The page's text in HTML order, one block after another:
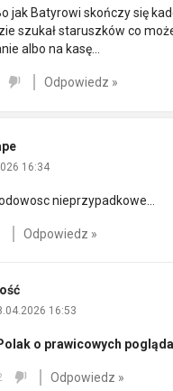
jak Batyrowi skończy się
szukał staruszków co
albo na kasę...
Odpowiedz »
16:34
nieprzypadkowe...
Odpowiedz »
16:53
o prawicowych
Odpowiedz »